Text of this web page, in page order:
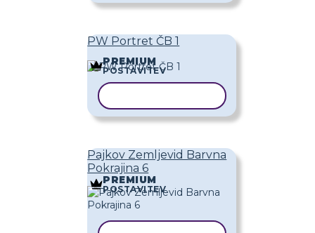
PW Portret ČB 1
PREMIUM
POSTAVITEV
Pajkov Zemljevid Barvna
Pokrajina 6
PREMIUM
POSTAVITEV